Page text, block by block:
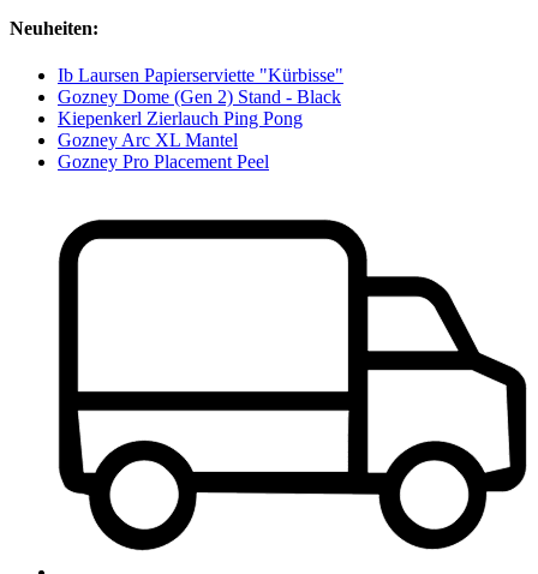
Neuheiten:
Ib Laursen Papierserviette "Kürbisse"
Gozney Dome (Gen 2) Stand - Black
Kiepenkerl Zierlauch Ping Pong
Gozney Arc XL Mantel
Gozney Pro Placement Peel